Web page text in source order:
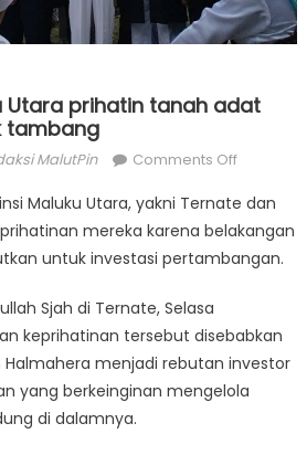
Utara prihatin tanah adat
tambang
MalutPin Comments Offon
Sultan
Maluku
Utara
adat
untuk
Maluku Utara, yakni Ternate dan
mereka karena belakangan
untuk investasi pertambangan.
Sjah di Ternate, Selasa
keprihatinan tersebut disebabkan
menjadi rebutan investor
yang berkeinginan mengelola
di dalamnya.